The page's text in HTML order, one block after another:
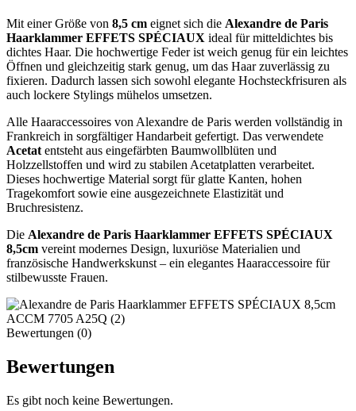
Mit einer Größe von 8,5 cm eignet sich die Alexandre de Paris
Haarklammer EFFETS SPÉCIAUX ideal für mitteldichtes bis
dichtes Haar. Die hochwertige Feder ist weich genug für ein leichtes
Öffnen und gleichzeitig stark genug, um das Haar zuverlässig zu
fixieren. Dadurch lassen sich sowohl elegante Hochsteckfrisuren als
auch lockere Stylings mühelos umsetzen.
Alle Haaraccessoires von Alexandre de Paris werden vollständig in
Frankreich in sorgfältiger Handarbeit gefertigt. Das verwendete
Acetat entsteht aus eingefärbten Baumwollblüten und
Holzzellstoffen und wird zu stabilen Acetatplatten verarbeitet.
Dieses hochwertige Material sorgt für glatte Kanten, hohen
Tragekomfort sowie eine ausgezeichnete Elastizität und
Bruchresistenz.
Die Alexandre de Paris Haarklammer EFFETS SPÉCIAUX
8,5cm vereint modernes Design, luxuriöse Materialien und
französische Handwerkskunst – ein elegantes Haaraccessoire für
stilbewusste Frauen.
Bewertungen (0)
Bewertungen
Es gibt noch keine Bewertungen.